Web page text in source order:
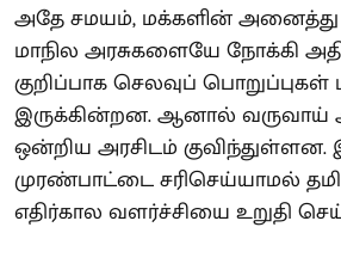
அதே சமயம், மக்களின் அனைத்து
மாநில அரசுகளையே நோக்கி
குறிப்பாக செலவுப்
இருக்கின்றன. ஆனால்
ஒன்றிய அரசிடம் குவிந்துள்ளன.
முரண்பாட்டை சரிசெய்யாமல்
எதிர்கால வளர்ச்சியை உறுதி